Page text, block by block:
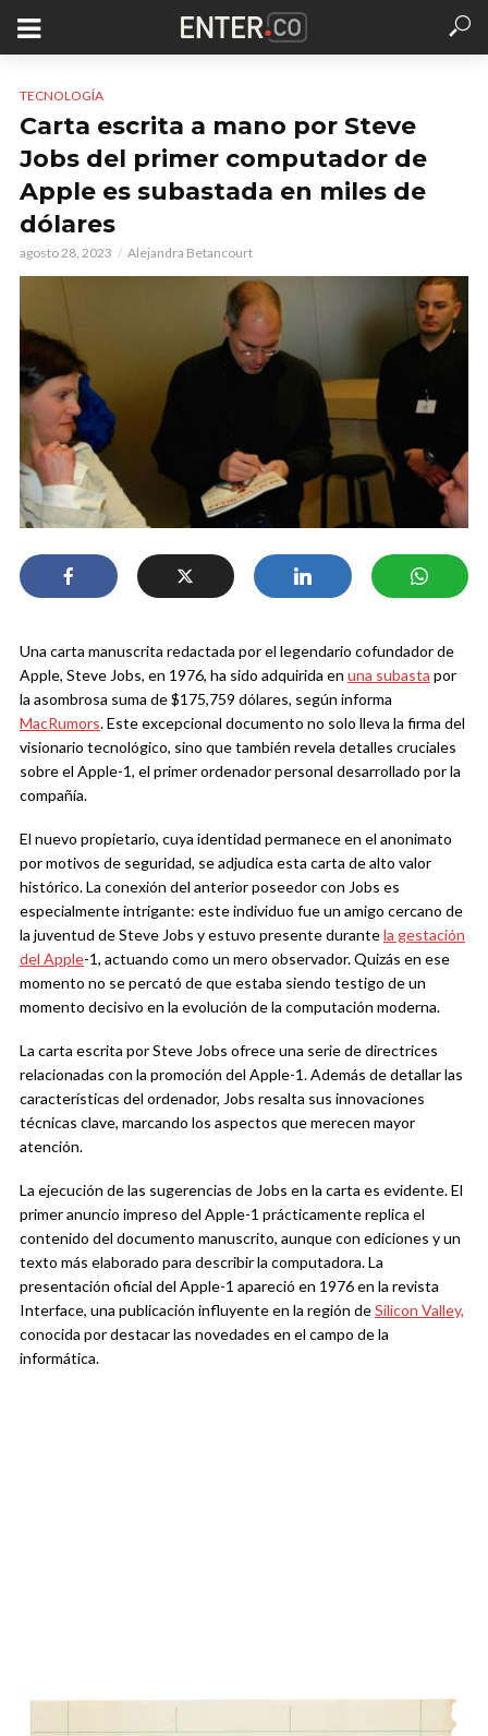
TECNOLOGÍA
Carta escrita a mano por Steve
Jobs del primer computador de
Apple es subastada en miles de
dólares
agosto 28, 2023 Alejandra Betancourt
Una carta manuscrita redactada por el legendario cofundador de
Apple, Steve Jobs, en 1976, ha sido adquirida en una subasta por
la asombrosa suma de $175,759 dólares, según informa
MacRumors. Este excepcional documento no solo lleva la firma del
visionario tecnológico, sino que también revela detalles cruciales
sobre el Apple-1, el primer ordenador personal desarrollado por la
compañía.
El nuevo propietario, cuya identidad permanece en el anonimato
por motivos de seguridad, se adjudica esta carta de alto valor
histórico. La conexión del anterior poseedor con Jobs es
especialmente intrigante: este individuo fue un amigo cercano de
la juventud de Steve Jobs y estuvo presente durantela gestación
del Apple-1, actuando como un mero observador. Quizás en ese
momento no se percató de que estaba siendo testigo de un
momento decisivo en la evolución de la computación moderna.
La carta escrita por Steve Jobs ofrece una serie de directrices
relacionadas con la promoción del Apple-1. Además de detallar las
características del ordenador, Jobs resalta sus innovaciones
técnicas clave, marcando los aspectos que merecen mayor
atención.
La ejecución de las sugerencias de Jobs en la carta es evidente. El
primer anuncio impreso del Apple-1 prácticamente replica el
contenido del documento manuscrito, aunque con ediciones y un
texto más elaborado para describir la computadora. La
presentación oficial del Apple-1 apareció en 1976 en la revista
Interface, una publicación influyente en la región deSilicon Valley,
conocida por destacar las novedades en el campo de la
informática.